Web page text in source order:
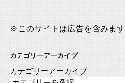
※このサイトは広告を含みます
カテゴリーアーカイブ
カテゴリーアーカイブ